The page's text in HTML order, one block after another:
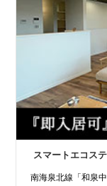
スマートエコス
南海泉北線「和泉